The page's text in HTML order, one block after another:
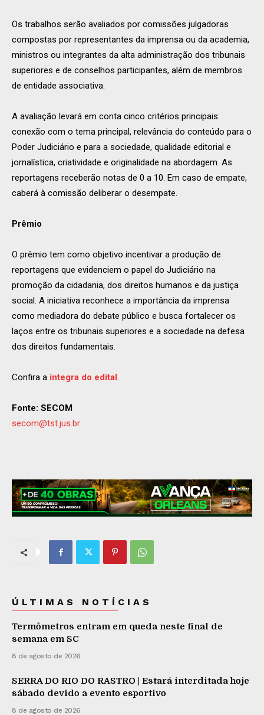
Os trabalhos serão avaliados por comissões julgadoras
compostas por representantes da imprensa ou da academia,
ministros ou integrantes da alta administração dos tribunais
superiores e de conselhos participantes, além de membros
de entidade associativa.
A avaliação levará em conta cinco critérios principais:
conexão com o tema principal, relevância do conteúdo para o
Poder Judiciário e para a sociedade, qualidade editorial e
jornalística, criatividade e originalidade na abordagem. As
reportagens receberão notas de 0 a 10. Em caso de empate,
caberá à comissão deliberar o desempate.
Prêmio
O prêmio tem como objetivo incentivar a produção de
reportagens que evidenciem o papel do Judiciário na
promoção da cidadania, dos direitos humanos e da justiça
social. A iniciativa reconhece a importância da imprensa
como mediadora do debate público e busca fortalecer os
laços entre os tribunais superiores e a sociedade na defesa
dos direitos fundamentais.
Confira a íntegra do edital.
Fonte: SECOM
secom@tst.jus.br
ÚLTIMAS NOTÍCIAS
Termômetros entram em queda neste final de
semana em SC
8 de agosto de 2026
SERRA DO RIO DO RASTRO | Estará interditada hoje
sábado devido a evento esportivo
8 de agosto de 2026